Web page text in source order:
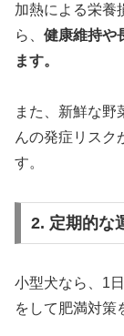
加熱による栄養
ら、 健康維持や
ます。
また、新鮮な野
んの発症リスク
す。
2. 定期的な
小型犬なら、1
をして肥満対策